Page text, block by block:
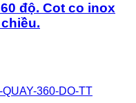
độ. Cot co inox
360-DO-TT